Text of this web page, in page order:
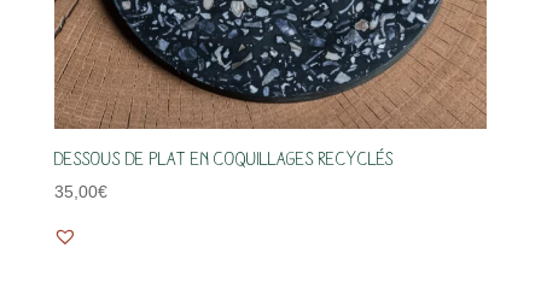
Dessous de plat en coquillages recyclés
35,00€